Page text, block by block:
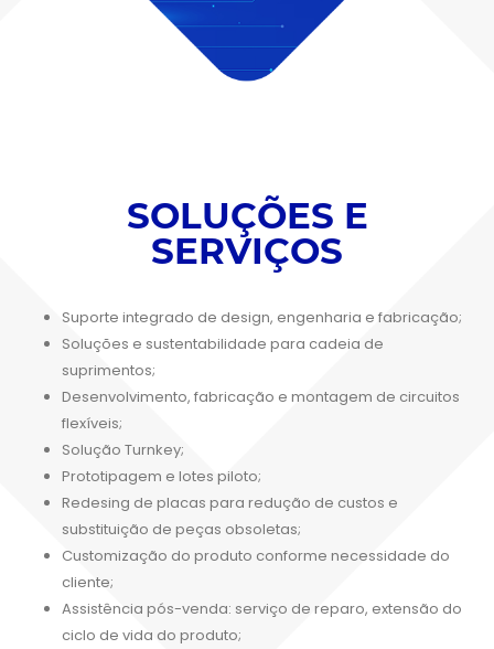
SOLUÇÕES E
SERVIÇOS
Suporte integrado de design, engenharia e fabricação;
Soluções e sustentabilidade para cadeia de
suprimentos;
Desenvolvimento, fabricação e montagem de circuitos
flexíveis;
Solução Turnkey;
Prototipagem e lotes piloto;
Redesing de placas para redução de custos e
substituição de peças obsoletas;
Customização do produto conforme necessidade do
cliente;
Assistência pós-venda: serviço de reparo, extensão do
ciclo de vida do produto;